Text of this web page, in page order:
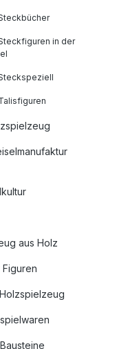
in der
aus Holz
Figuren